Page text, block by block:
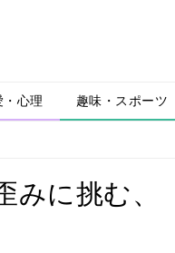
・心理 趣味・スポーツ
に挑む、